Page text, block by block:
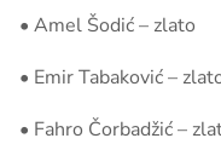
• Amel Šodić – zlato
• Emir Tabaković –
• Fahro Čorbadžić –